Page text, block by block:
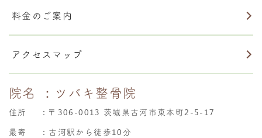
料金のご案内
アクセスマップ
院名 ：ツバキ整骨院
住所 ： 〒306-0013 茨城県古河市東本町2-5-17
最寄
：古河駅から徒歩10分